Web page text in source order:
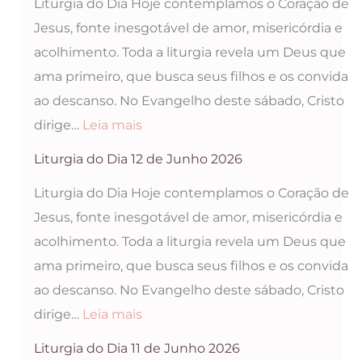
Liturgia do Dia Hoje contemplamos o Coração de
Jesus, fonte inesgotável de amor, misericórdia e
acolhimento. Toda a liturgia revela um Deus que
ama primeiro, que busca seus filhos e os convida
ao descanso. No Evangelho deste sábado, Cristo
dirige… Leia mais:
Dia
18
de
Julho
2026
Liturgia do Dia 12 de Junho 2026
Liturgia do Dia Hoje contemplamos o Coração de
Jesus, fonte inesgotável de amor, misericórdia e
acolhimento. Toda a liturgia revela um Deus que
ama primeiro, que busca seus filhos e os convida
ao descanso. No Evangelho deste sábado, Cristo
dirige… Leia mais:
Liturgia do Dia 11 de Junho 2026